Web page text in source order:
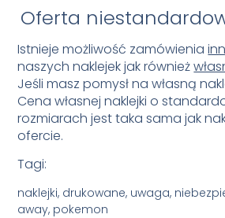
Oferta
Istnieje możliwość zamówienia
naszych naklejek jak również
Jeśli masz pomysł na własną
Cena własnej naklejki o
rozmiarach jest taka sama jak
ofercie.
Tagi:
naklejki, drukowane, uwaga,
away, pokemon